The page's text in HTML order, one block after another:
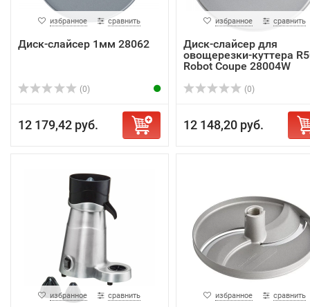
избранное сравнить
Диск-слайсер 1мм 28062
(0)
12 179,42 руб.
избранное сравнить
Диск-слайсер для
овощерезки-куттера
Robot Coupe 28004W
(0)
12 148,20 руб.
избранное сравнить избранное сравнить